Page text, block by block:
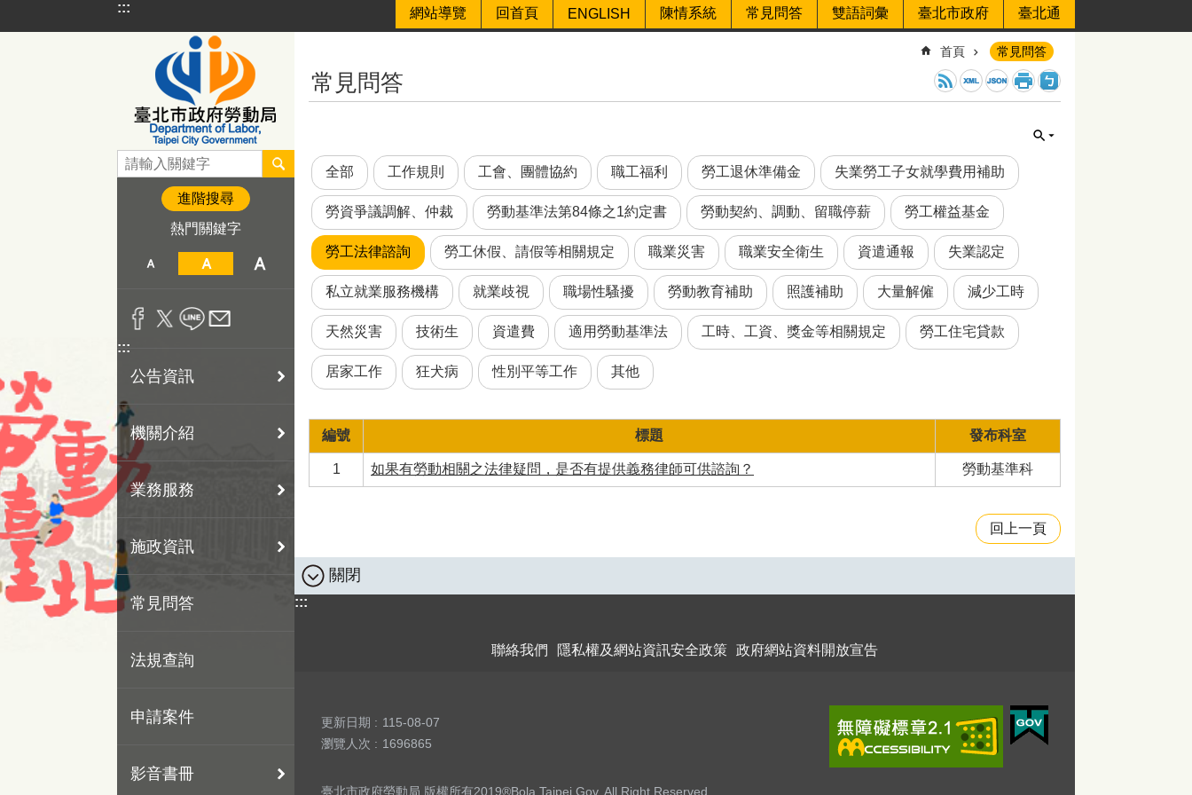
跳到主要內容區塊
::: 網站導覽 回首頁 ENGLISH 陳情系統 常見問答 雙語詞彙 臺北市政府 臺北通
進階搜尋
熱門關鍵字
:::
公告資訊
機關介紹
業務服務
施政資訊
常見問答
法規查詢
申請案件
影音書冊
首頁 常見問答
常見問答
全部 工作規則 工會、團體協約 職工福利 勞工退休準備金 失業勞工子女就學費用補助
勞資爭議調解、仲裁 勞動基準法第84條之1約定書 勞動契約、調動、留職停薪 勞工權益基金
勞工法律諮詢 勞工休假、請假等相關規定 職業災害 職業安全衛生 資遣通報 失業認定
私立就業服務機構 就業歧視 職場性騷擾 勞動教育補助 照護補助 大量解僱 減少工時
天然災害 技術生 資遣費 適用勞動基準法 工時、工資、獎金等相關規定 勞工住宅貸款
居家工作 狂犬病 性別平等工作 其他
編號 標題 發布科室
1 如果有勞動相關之法律疑問，是否有提供義務律師可供諮詢？ 勞動基準科
回上一頁
關閉
:::
聯絡我們 隱私權及網站資訊安全政策 政府網站資料開放宣告
更新日期
115-08-07
瀏覽人次
1696865
臺北市政府勞動局 版權所有2019®Bola Taipei Gov. All Right Reserved.